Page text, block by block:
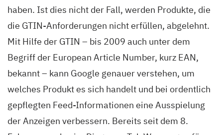
haben. Ist dies nicht der Fall, werden Produkte, die
die GTIN-Anforderungen nicht erfüllen, abgelehnt.
Mit Hilfe der GTIN – bis 2009 auch unter dem
Begriff der European Article Number, kurz EAN,
bekannt – kann Google genauer verstehen, um
welches Produkt es sich handelt und bei ordentlich
gepflegten Feed-Informationen eine Ausspielung
der Anzeigen verbessern. Bereits seit dem 8.